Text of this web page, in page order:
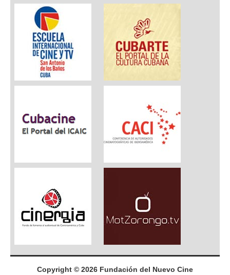
Copyright © 2026 Fundación del Nuevo Cine